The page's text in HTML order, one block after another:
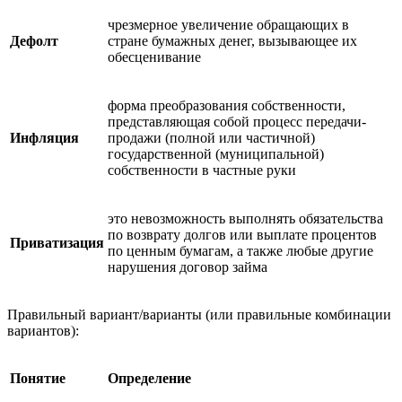
Дефолт
чрезмерное увеличение обращающих в
стране бумажных денег, вызывающее их
обесценивание
Инфляция
форма преобразования собственности,
представляющая собой процесс передачи-
продажи (полной или частичной)
государственной (муниципальной)
собственности в частные руки
Приватизация
это невозможность выполнять обязательства
по возврату долгов или выплате процентов
по ценным бумагам, а также любые другие
нарушения договор займа
Правильный вариант/варианты (или правильные комбинации
вариантов):
Понятие Определение